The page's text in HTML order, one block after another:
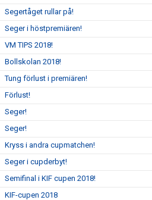
Segertåget rullar på!
Seger i höstpremiären!
VM TIPS 2018!
Bollskolan 2018!
Tung förlust i premiären!
Förlust!
Seger!
Seger!
Kryss i andra cupmatchen!
Seger i cupderbyt!
Semifinal i KIF cupen 2018!
KIF-cupen 2018